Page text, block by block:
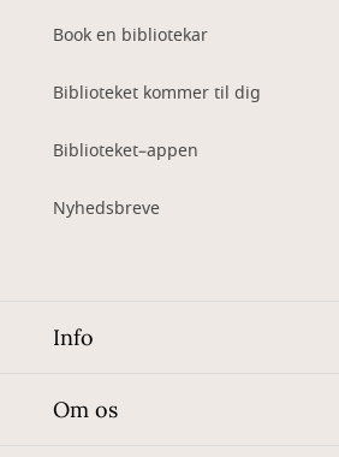
Book en bibliotekar
Biblioteket kommer til dig
Biblioteket–appen
Nyhedsbreve
Info
Om os